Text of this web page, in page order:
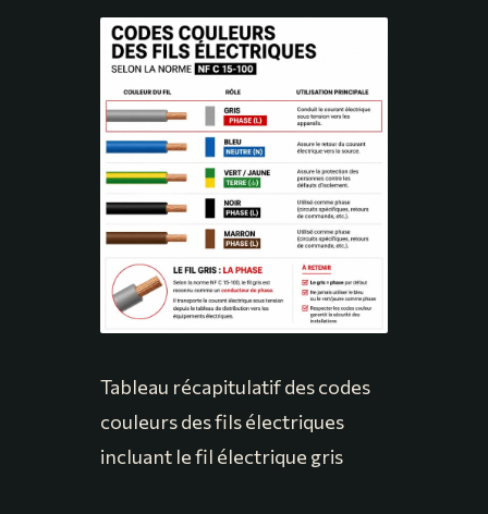
Tableau récapitulatif des codes
couleurs des fils électriques
incluant le fil électrique gris